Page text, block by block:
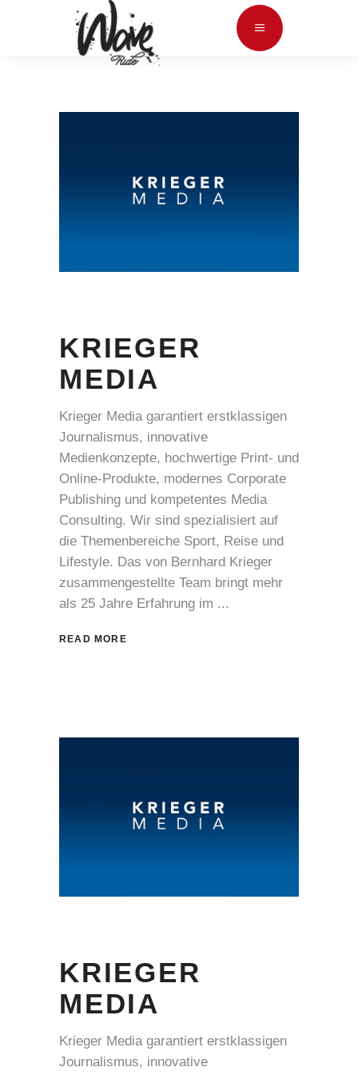
KRIEGER
MEDIA
Krieger Media garantiert erstklassigen
Journalismus, innovative
Medienkonzepte, hochwertige Print- und
Online-Produkte, modernes Corporate
Publishing und kompetentes Media
Consulting. Wir sind spezialisiert auf
die Themenbereiche Sport, Reise und
Lifestyle. Das von Bernhard Krieger
zusammengestellte Team bringt mehr
als 25 Jahre Erfahrung im
READ MORE
KRIEGER
MEDIA
Krieger Media garantiert erstklassigen
Journalismus, innovative